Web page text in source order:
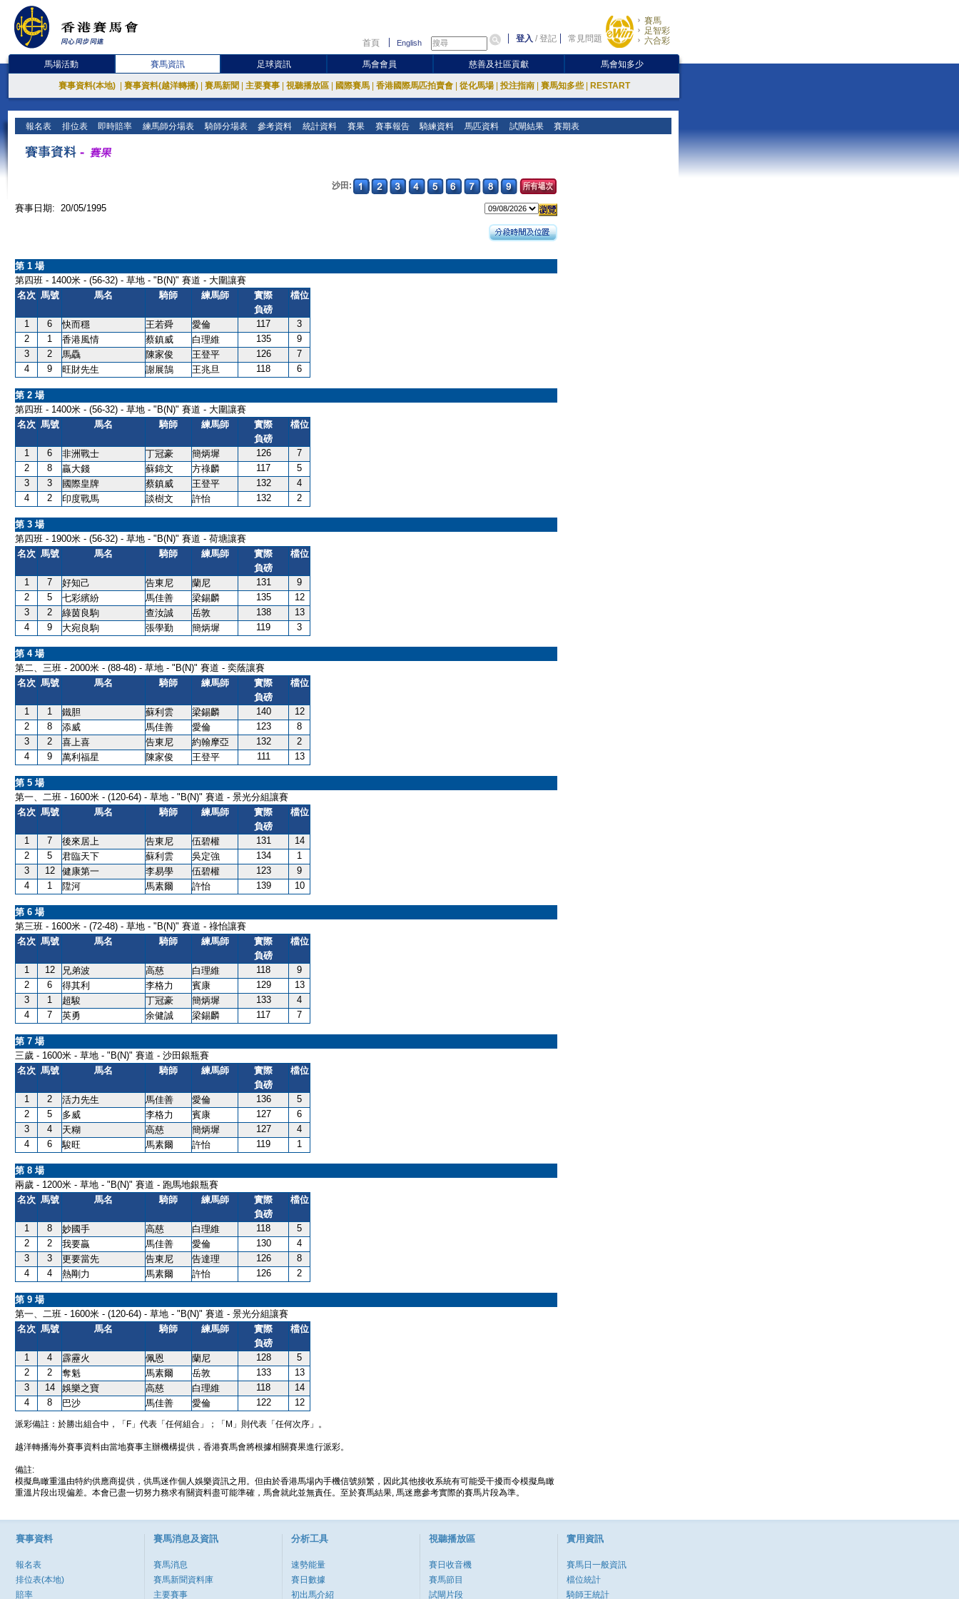
首頁 English 登入 /登記 常見問題
賽馬
足智彩
六合彩
馬場活動 賽馬資訊 足球資訊 馬會會員 慈善及社區貢獻 馬會知多少
賽事資料(本地) 賽事資料(越洋轉播) 賽馬新聞 主要賽事 視聽播放區 國際賽馬 香港國際馬匹拍賣會 從化馬場 投注指南 賽馬知多些 RESTART
報名表 排位表 即時賠率 練馬師分場表 騎師分場表 參考資料 統計資料 賽果 賽事報告 騎練資料 馬匹資料 試閘結果 賽期表
沙田:
賽事日期: 20/05/1995
第 1 場
第四班 - 1400米 - (56-32) - 草地 - "B(N)" 賽道 - 大圍讓賽
名次 馬號 馬名 騎師 練馬師
實際
負磅
檔位
1 6 快而穩 王若舜 愛倫 117
3
2
1 香港風情 蔡鎮威 白理維 135
9
3
2 馬驫 陳家俊 王登平 126
7
4
9 旺財先生 謝展鵠 王兆旦 118 6
第 2 場
第四班 - 1400米 - (56-32) - 草地 - "B(N)" 賽道 - 大圍讓賽
名次 馬號 馬名 騎師 練馬師
實際
負磅
檔位
1 6 非洲戰士 丁冠豪 簡炳墀 126
7
2
8 贏大錢 蘇錦文 方祿麟 117
5
3
3 國際皇牌 蔡鎮威 王登平 132
4
4
2 印度戰馬 談樹文 許怡 132 2
第 3 場
第四班 - 1900米 - (56-32) - 草地 - "B(N)" 賽道 - 荷塘讓賽
名次 馬號 馬名 騎師 練馬師
實際
負磅
檔位
1 7 好知己 告東尼 蘭尼 131
9
2
5 七彩繽紛 馬佳善 梁錫麟 135
12
3
2 綠茵良駒 查汝誠 岳敦 138
13
4
9 大宛良駒 張學勤 簡炳墀 119 3
第 4 場
第二、三班 - 2000米 - (88-48) - 草地 - "B(N)" 賽道 - 奕蔭讓賽
名次 馬號 馬名 騎師 練馬師
實際
負磅
檔位
1 1 鐵胆 蘇利雲 梁錫麟 140
12
2
8 添威 馬佳善 愛倫 123
8
3
2 喜上喜 告東尼 約翰摩亞 132
2
4
9 萬利福星 陳家俊 王登平 111 13
第 5 場
第一、二班 - 1600米 - (120-64) - 草地 - "B(N)" 賽道 - 景光分組讓賽
名次 馬號 馬名 騎師 練馬師
實際
負磅
檔位
1 7 後來居上 告東尼 伍碧權 131
14
2
5 君臨天下 蘇利雲 吳定強 134
1
3
12 健康第一 李易學 伍碧權 123
9
4
1 陞河 馬素爾 許怡 139 10
第 6 場
第三班 - 1600米 - (72-48) - 草地 - "B(N)" 賽道 - 祿怡讓賽
名次 馬號 馬名 騎師 練馬師
實際
負磅
檔位
1 12 兄弟波 高慈 白理維 118
9
2
6 得其利 李格力 賓康 129
13
3
1 超駿 丁冠豪 簡炳墀 133
4
4
7 英勇 余健誠 梁錫麟 117 7
第 7 場
三歲 - 1600米 - 草地 - "B(N)" 賽道 - 沙田銀瓶賽
名次 馬號 馬名 騎師 練馬師
實際
負磅
檔位
1 2 活力先生 馬佳善 愛倫 136
5
2
5 多威 李格力 賓康 127
6
3
4 天糊 高慈 簡炳墀 127
4
4
6 駿旺 馬素爾 許怡 119 1
第 8 場
兩歲 - 1200米 - 草地 - "B(N)" 賽道 - 跑馬地銀瓶賽
名次 馬號 馬名 騎師 練馬師
實際
負磅
檔位
1 8 妙國手 高慈 白理維 118
5
2
2 我要贏 馬佳善 愛倫 130
4
3
3 更要當先 告東尼 告達理 126
8
4
4 熱剛力 馬素爾 許怡 126 2
第 9 場
第一、二班 - 1600米 - (120-64) - 草地 - "B(N)" 賽道 - 景光分組讓賽
名次 馬號 馬名 騎師 練馬師
實際
負磅
檔位
1 4 霹靂火 佩恩 蘭尼 128
5
2
2 奪魁 馬素爾 岳敦 133
13
3
14 娛樂之寶 高慈 白理維 118
14
4
8 巴沙 馬佳善 愛倫 122 12
派彩備註：於勝出組合中，「F」代表「任何組合」；「M」則代表「任何次序」。
越洋轉播海外賽事資料由當地賽事主辦機構提供，香港賽馬會將根據相關賽果進行派彩。
備註:
模擬鳥瞰重溫由特約供應商提供，供馬迷作個人娛樂資訊之用。但由於香港馬場內手機信號頻繁，因此其他接收系統有可能受干擾而令模擬鳥瞰
重溫片段出現偏差。本會已盡一切努力務求有關資料盡可能準確，馬會就此並無責任。至於賽馬結果, 馬迷應參考實際的賽馬片段為準。
賽事資料
報名表
排位表(本地)
賠率
賽馬消息及資訊
賽馬消息
賽馬新聞資料庫
主要賽事
分析工具
速勢能量
賽日數據
初出馬介紹
視聽播放區
賽日收音機
賽馬節目
試閘片段
實用資訊
賽馬日一般資訊
檔位統計
騎師王統計